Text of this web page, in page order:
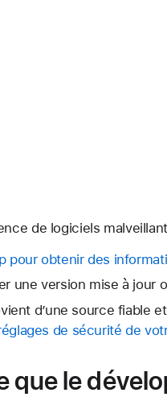
de logiciels
pour obtenir des
une version mise à jour
d’une source fiable
de sécurité de
que le